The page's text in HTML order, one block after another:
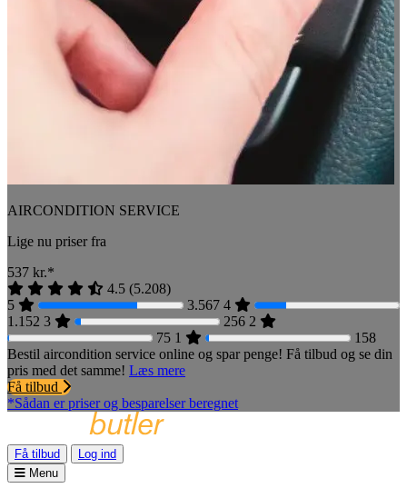
AIRCONDITION SERVICE
Lige nu priser fra
537 kr.*
4.5 (5.208)
5
3.567 4
1.152 3 256 2
75 1
158
Bestil aircondition service online og spar penge! Få tilbud og se din
pris med det samme! Læs mere
Få tilbud
*Sådan er priser og besparelser beregnet
Få tilbud
Log ind
Menu